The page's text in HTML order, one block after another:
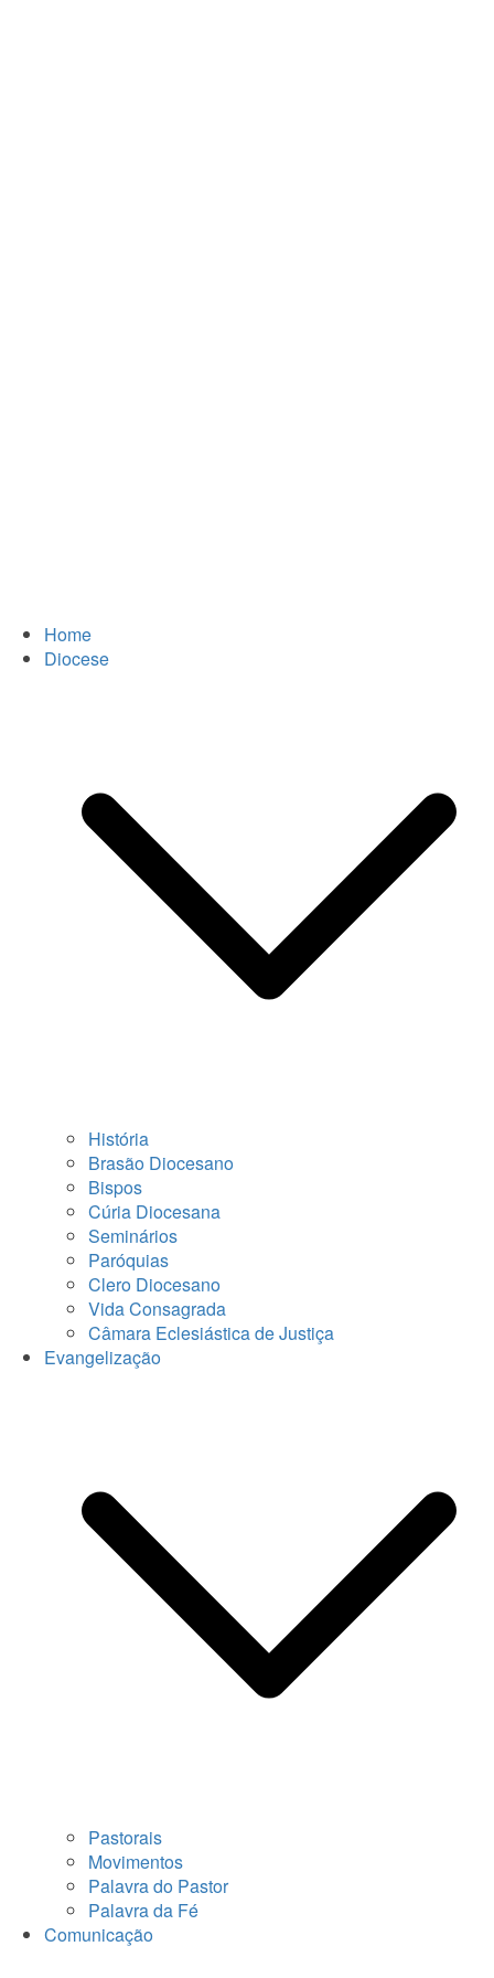
Home
Diocese
História
Brasão Diocesano
Bispos
Cúria Diocesana
Seminários
Paróquias
Clero Diocesano
Vida Consagrada
Câmara Eclesiástica de Justiça
Evangelização
Pastorais
Movimentos
Palavra do Pastor
Palavra da Fé
Comunicação